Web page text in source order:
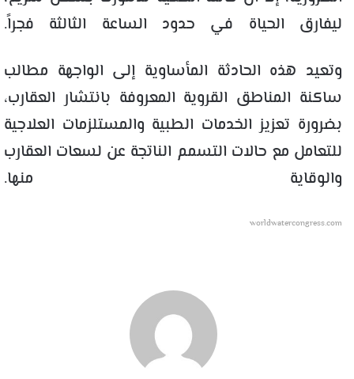
ليفارق الحياة في حدود الساعة الثالثة فجراً.
وتعيد هذه الحادثة المأساوية إلى الواجهة مطالب
ساكنة المناطق القروية المعروفة بانتشار العقارب،
بضرورة تعزيز الخدمات الطبية والمستلزمات العلاجية
للتعامل مع حالات التسمم الناتجة عن لسعات العقارب
والوقاية منها.
worldwatercongress.com